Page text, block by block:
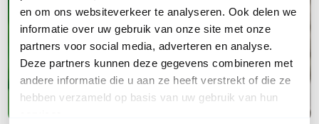
en om ons websiteverkeer te analyseren. Ook delen we
informatie over uw gebruik van onze site met onze
partners voor social media, adverteren en analyse.
Deze partners kunnen deze gegevens combineren met
andere informatie die u aan ze heeft verstrekt of die ze
hebben verzameld op basis van uw gebruik van hun
Van UPS en PDU tot serverkasten en
garanties; jouw complete oplossing van
A tot Z
Maak kennis met APC